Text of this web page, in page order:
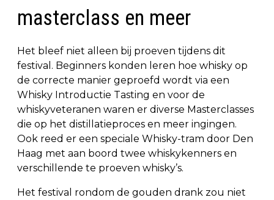
masterclass en meer
Het bleef niet alleen bij proeven tijdens dit
festival. Beginners konden leren hoe whisky op
de correcte manier geproefd wordt via een
Whisky Introductie Tasting en voor de
whiskyveteranen waren er diverse Masterclasses
die op het distillatieproces en meer ingingen.
Ook reed er een speciale Whisky-tram door Den
Haag met aan boord twee whiskykenners en
verschillende te proeven whisky’s.
Het festival rondom de gouden drank zou niet